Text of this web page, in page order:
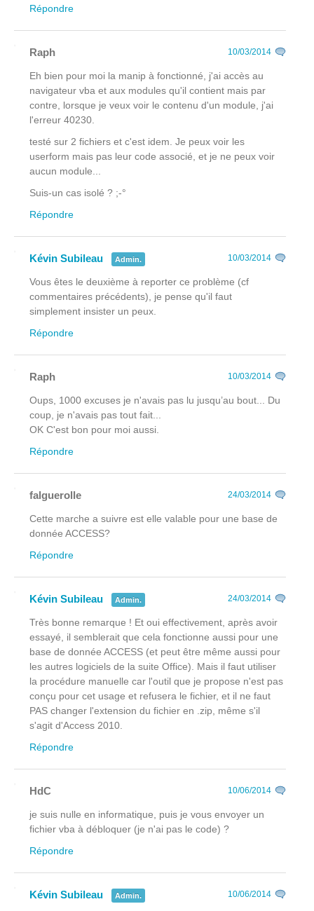
Répondre
Raph 10/03/2014
Eh bien pour moi la manip à fonctionné, j'ai accès au
navigateur vba et aux modules qu'il contient mais par
contre, lorsque je veux voir le contenu d'un module, j'ai
l'erreur 40230.
testé sur 2 fichiers et c'est idem. Je peux voir les
userform mais pas leur code associé, et je ne peux voir
aucun module...
Suis-un cas isolé ? ;-°
Répondre
Kévin Subileau Admin. 10/03/2014
Vous êtes le deuxième à reporter ce problème (cf
commentaires précédents), je pense qu'il faut
simplement insister un peux.
Répondre
Raph 10/03/2014
Oups, 1000 excuses je n'avais pas lu jusqu’au bout... Du
coup, je n'avais pas tout fait...
OK C'est bon pour moi aussi.
Répondre
falguerolle 24/03/2014
Cette marche a suivre est elle valable pour une base de
donnée ACCESS?
Répondre
Kévin Subileau Admin. 24/03/2014
Très bonne remarque ! Et oui effectivement, après avoir
essayé, il semblerait que cela fonctionne aussi pour une
base de donnée ACCESS (et peut être même aussi pour
les autres logiciels de la suite Office). Mais il faut utiliser
la procédure manuelle car l'outil que je propose n'est pas
conçu pour cet usage et refusera le fichier, et il ne faut
PAS changer l'extension du fichier en .zip, même s'il
s'agit d'Access 2010.
Répondre
HdC 10/06/2014
je suis nulle en informatique, puis je vous envoyer un
fichier vba à débloquer (je n'ai pas le code) ?
Répondre
Kévin Subileau Admin. 10/06/2014